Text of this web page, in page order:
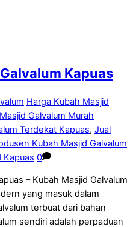
Kapuas
Harga Kubah Masjid
Galvalum Murah
Terdekat Kapuas, Jual
Kubah Masjid Galvalum
Kapuas 0
– Kubah Masjid Galvalum
yang masuk dalam
terbuat dari bahan
sendiri adalah perpaduan